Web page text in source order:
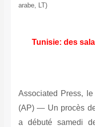
arabe, LT)
Tunisie: des
Associated Press,
(AP) — Un procès
a débuté samedi